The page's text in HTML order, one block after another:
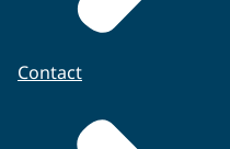
Contact